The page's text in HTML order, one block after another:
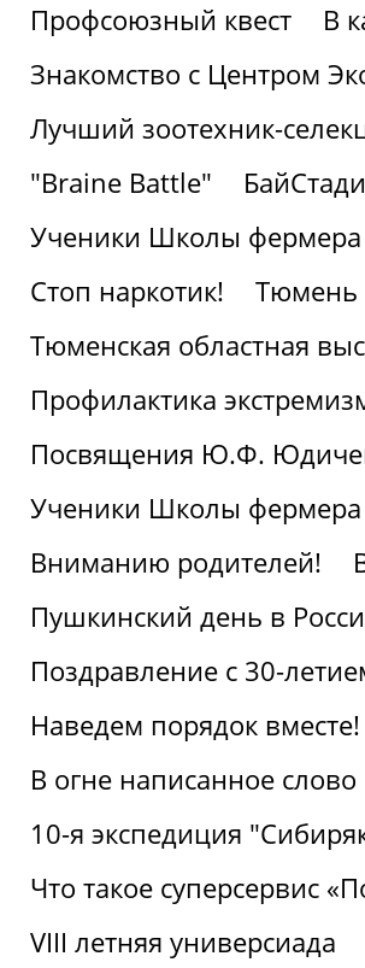
Профсоюзный квест
В
Знакомство с Центром
Лучший зоотехник-
"Braine Battle"
Ученики Школы
Стоп наркотик!
Тюмень
Тюменская областная
Профилактика
Посвящения Ю.Ф.
Ученики Школы
Вниманию родителей!
Пушкинский день в
Поздравление с 30-
Наведем порядок вместе!
В огне написанное слово
10-я экспедиция
Что такое суперсервис
VIII летняя универсиада